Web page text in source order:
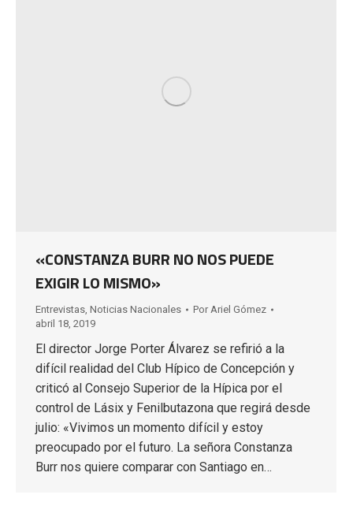
«CONSTANZA BURR NO NOS PUEDE
EXIGIR LO MISMO»
Entrevistas, Noticias Nacionales Por Ariel Gómez
abril 18, 2019
El director Jorge Porter Álvarez se refirió a la
difícil realidad del Club Hípico de Concepción y
criticó al Consejo Superior de la Hípica por el
control de Lásix y Fenilbutazona que regirá desde
julio: «Vivimos un momento difícil y estoy
preocupado por el futuro. La señora Constanza
Burr nos quiere comparar con Santiago en…